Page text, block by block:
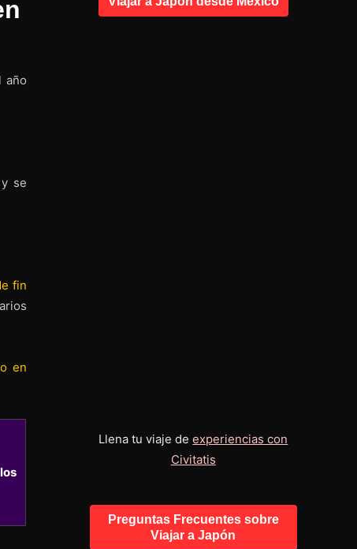
año
se
fin
en
Llena tu viaje deexperiencias con
Civitatis
Preguntas Frecuentes sobre
Viajar a Japón